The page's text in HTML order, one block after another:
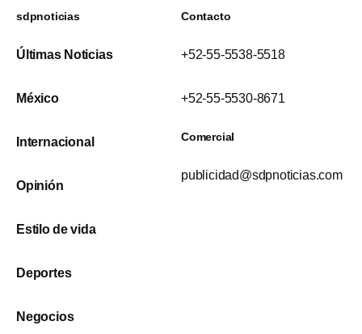
sdpnoticias
Últimas Noticias
México
Internacional
Opinión
Estilo de vida
Deportes
Negocios
Contacto
+52-55-5538-5518
+52-55-5530-8671
Comercial
publicidad@sdpnoticias.com